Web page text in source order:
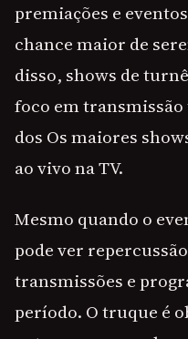
premiações e
chance maior de
disso, shows de
foco em
dos Os maiores
ao vivo na TV.
Mesmo quando o
pode ver
transmissões e
período. O truque é